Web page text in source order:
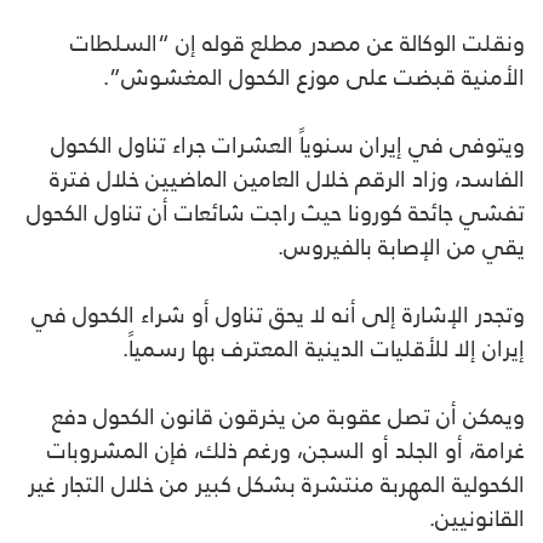
ونقلت الوكالة عن مصدر مطلع قوله إن “السلطات
الأمنية قبضت على موزع الكحول المغشوش”.
ويتوفى في إيران سنوياً العشرات جراء تناول الكحول
الفاسد، وزاد الرقم خلال العامين الماضيين خلال فترة
تفشي جائحة كورونا حيث راجت شائعات أن تناول الكحول
يقي من الإصابة بالفيروس.
وتجدر الإشارة إلى أنه لا يحق تناول أو شراء الكحول في
إيران إلا للأقليات الدينية المعترف بها رسمياً.
ويمكن أن تصل عقوبة من يخرقون قانون الكحول دفع
غرامة، أو الجلد أو السجن، ورغم ذلك، فإن المشروبات
الكحولية المهربة منتشرة بشكل كبير من خلال التجار غير
القانونيين.